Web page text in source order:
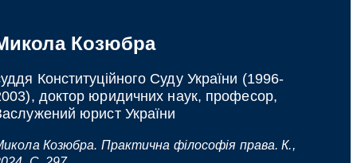
Козюбра
Конституційного Суду України (1996-
доктор юридичних наук, професор,
юрист України
Козюбра. Практична філософія права. К.,